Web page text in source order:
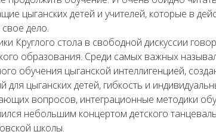
цыганских детей и учителей, которые в
дело.
Круглого стола в свободной дискуссии
образования. Среди самых важных
обучения цыганской интеллигенцией,
для цыганских детей, гибкость и
вопросов, интеграционные методики
небольшим концертом детского
школы.